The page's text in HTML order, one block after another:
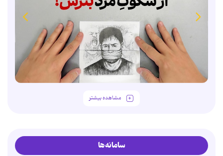
مشاهده بیشتر
سامانه‌ها